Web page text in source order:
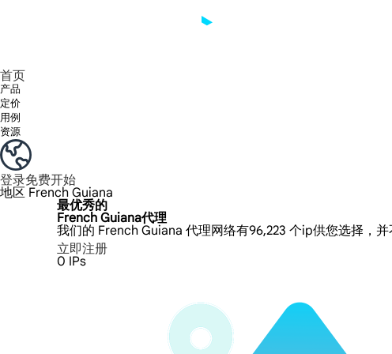
首页
产品
定价
用例
资源
登录免费开始
地区 French Guiana
最优秀的
French Guiana代理
我们的 French Guiana 代理网络有96,223 个ip供您选择，
立即注册
0 IPs